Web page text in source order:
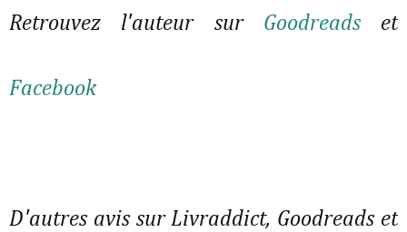
Retrouvez l'auteur sur Goodreadset
Facebook
D'autres avis sur Livraddict, Goodreads et